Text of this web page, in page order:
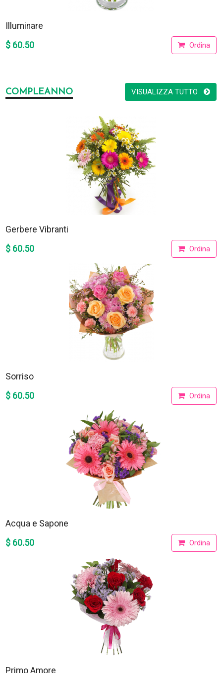
Illuminare
$ 60.50
Ordina
COMPLEANNO VISUALIZZA TUTTO
Gerbere Vibranti
$ 60.50
Ordina
Sorriso
$ 60.50
Ordina
Acqua e Sapone
$ 60.50
Ordina
Primo Amore